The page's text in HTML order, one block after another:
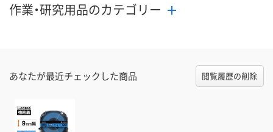
作業・研究用品のカテゴリー
あなたが最近チェックした商品 閲覧履歴の削除